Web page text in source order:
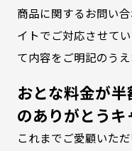
商品に関するお問い
イトでご対応させてい
て内容をご明記のうえ
おとな料金が
のありがとうキ
これまでご愛顧いた